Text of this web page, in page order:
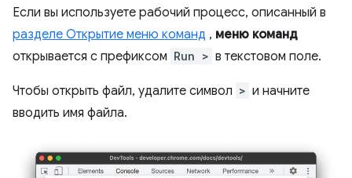
Если вы используете рабочий процесс, описанный в
разделе Открытие меню команд , меню команд
открывается с префиксом Run > в текстовом поле.
Чтобы открыть файл, удалите символ > и начните
вводить имя файла.